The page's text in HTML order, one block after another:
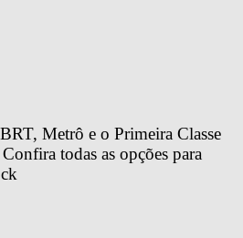
Metrô e o Primeira Classe
todas as opções para